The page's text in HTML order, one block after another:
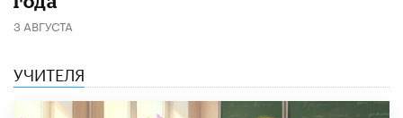
3 АВГУСТА
УЧИТЕЛЯ